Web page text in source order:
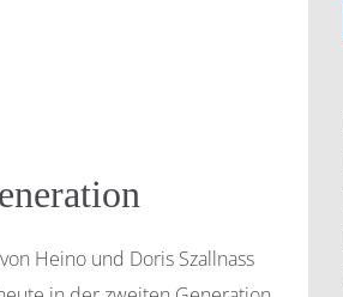
Heino und Doris Szallnass